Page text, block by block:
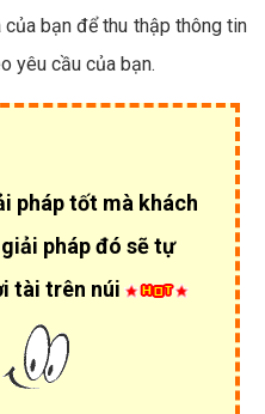
bạn để thu thập thông tin
yêu cầu của bạn.
pháp tốt mà khách
pháp đó sẽ tự
tài trên núi